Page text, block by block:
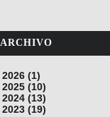
ARCHIVO
2026 (1)
junio (1)
2025 (10)
noviembre (1)
octubre (1)
2024 (13)
diciembre (4)
2023 (19)